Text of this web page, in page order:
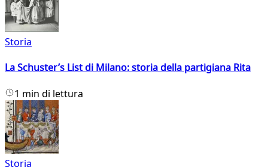
Storia
La Schuster’s List di Milano: storia della partigiana Rita
1 min di lettura
Storia